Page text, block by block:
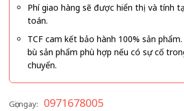
Phí giao hàng sẽ được hiển thị và tính
toán.
TCF cam kết bảo hành 100% sản
bù sản phẩm phù hợp nếu có sự cố
chuyển.
Gọi ngay: 0971678005